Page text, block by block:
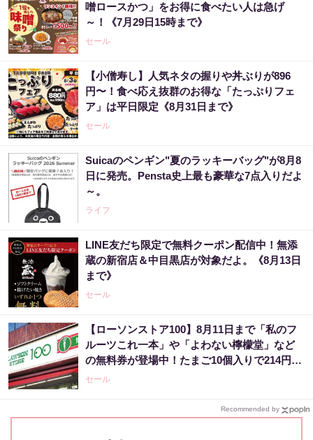
噌ロースかつ」をお得に食べたい人は急げ
～！《7月29日15時まで》
セール
【小僧寿し】人気ネタの握りや丼ぶりが896
円〜！食べ応え抜群のお得な「たっぷりフェ
ア」は平日限定《8月31日まで》
セール
Suicaのペンギン"夏のラッキーバッグ"が8月8
日に発売。Pensta史上最も豪華な7点入りだよ
～。
ライフ
LINE友だち限定で無料クーポン配信中！無添
蔵の新宿店＆中目黒店が対象だよ。《8月13日
まで》
セール
【ローソンストア100】8月11日まで「私のフ
ルーツこれ一本」や「よわない檸檬堂」など
の無料券が登場中！たまご10個入りで214円な
どのお得企画も見逃せない。
セール
Recommended by